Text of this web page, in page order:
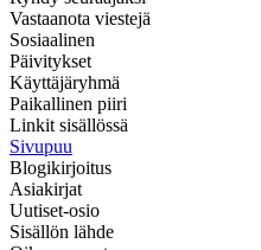
Vastaanota viestejä
Sosiaalinen
Päivitykset
Käyttäjäryhmä
Paikallinen piiri
Linkit sisällössä
Sivupuu
Blogikirjoitus
Asiakirjat
Uutiset-osio
Sisällön lähde